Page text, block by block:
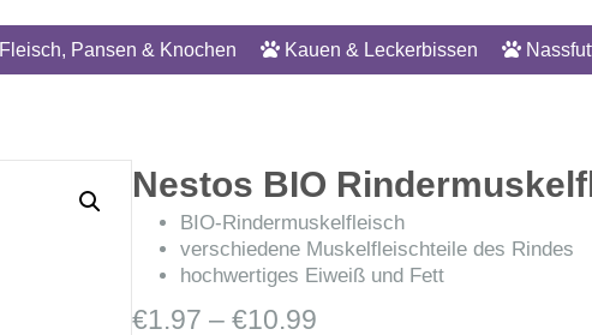
Fleisch, Pansen & Knochen Kauen & Leckerbissen
Nestos BIO
BIO-Rindermuskelfleisch
verschiedene Muskelfleischteile des Rindes
hochwertiges Eiweiß und Fett
€1.97 – €10.99